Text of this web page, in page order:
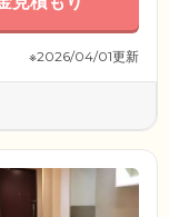
※2026/04/01更新